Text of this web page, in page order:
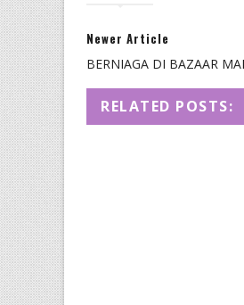
Newer Article
BERNIAGA DI BAZAAR
RELATED POSTS: